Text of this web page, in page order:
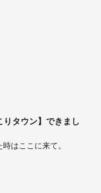
タウン】できまし
はここに来て。